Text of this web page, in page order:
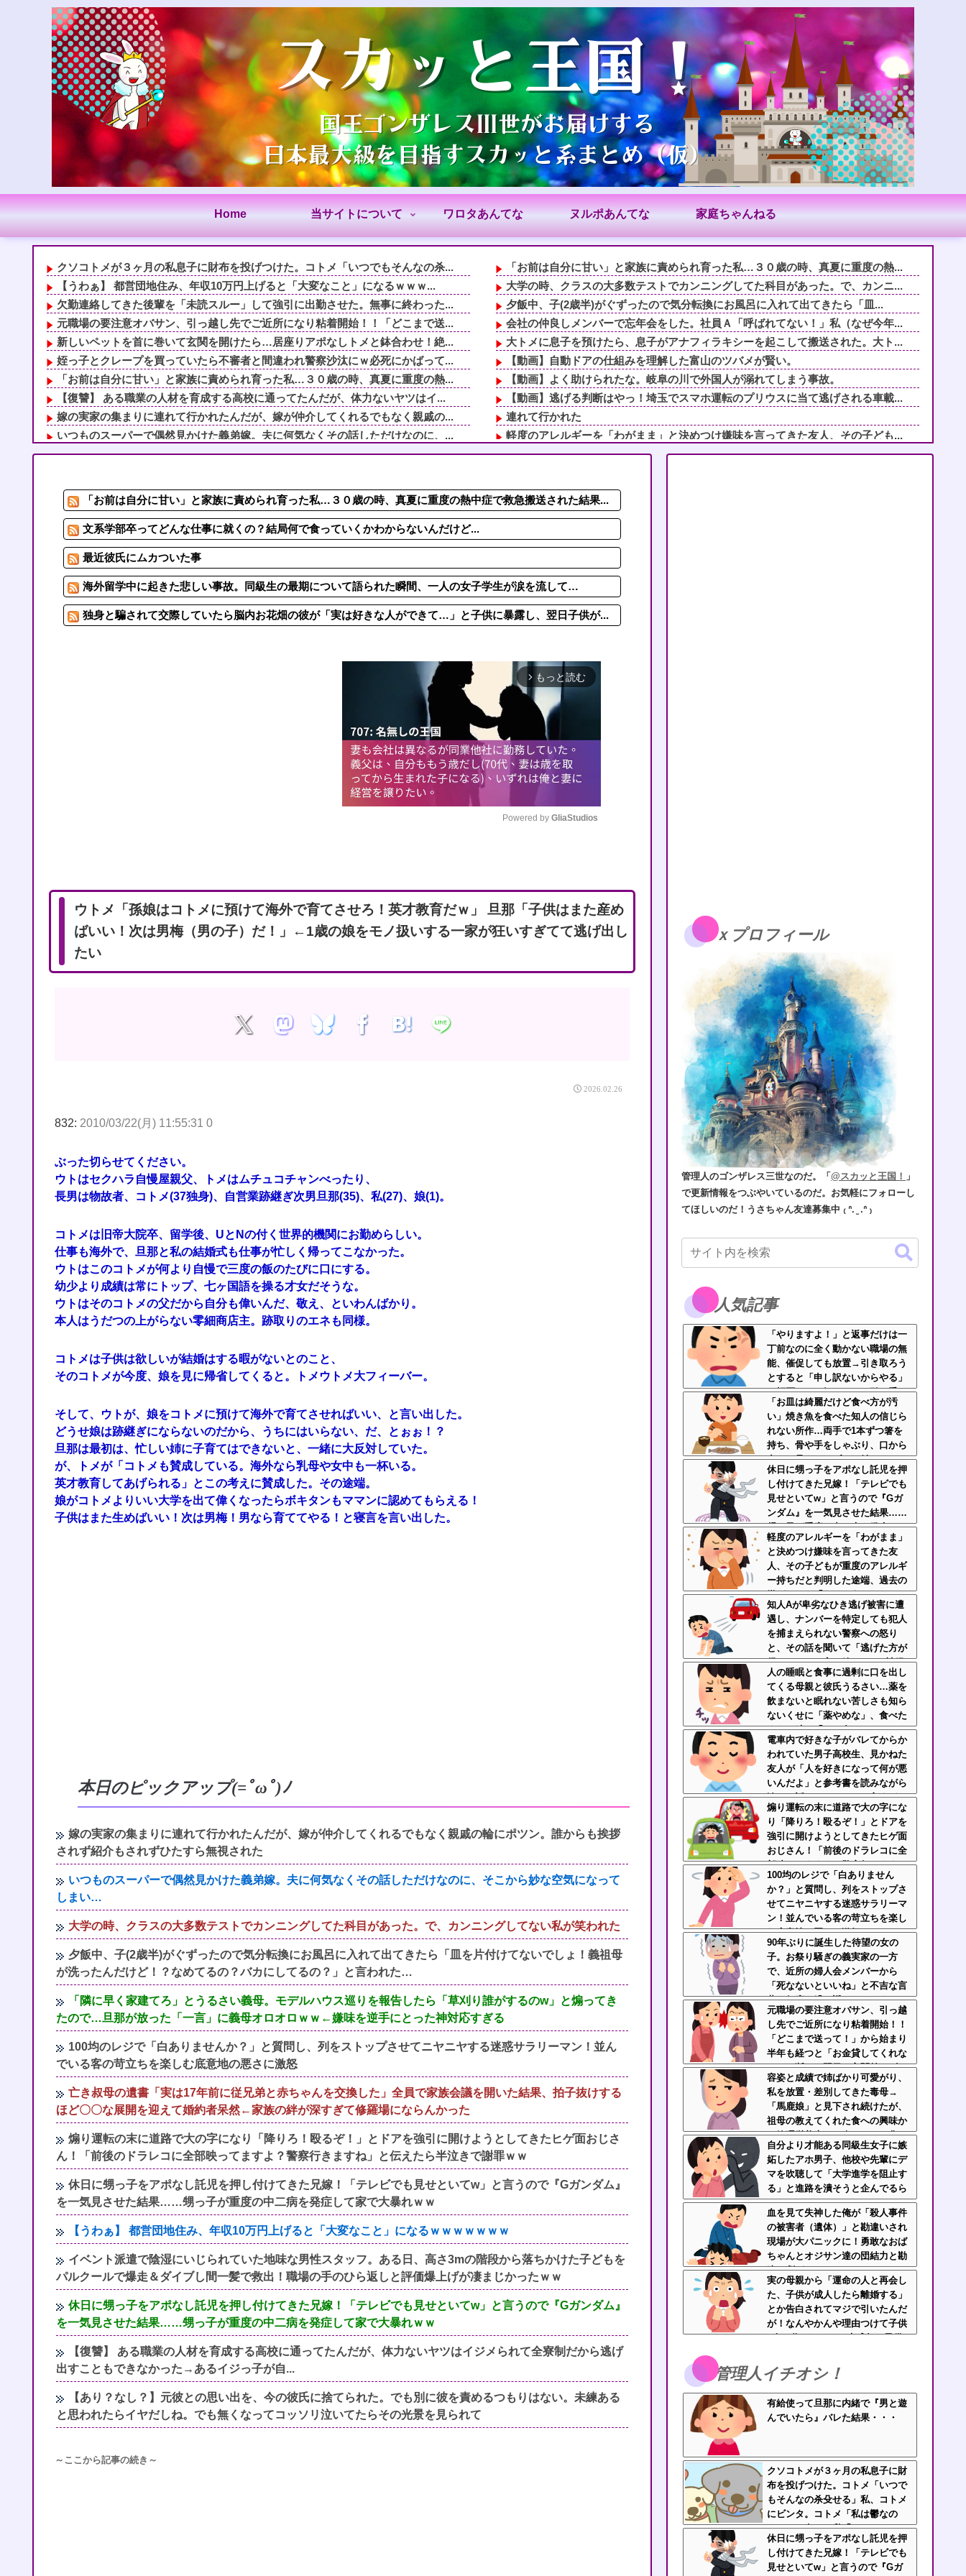
Home 当サイトについて ワロタあんてな ヌルポあんてな 家庭ちゃんねる
クソコトメが３ヶ月の私息子に財布を投げつけた。コトメ「いつでもそんなの杀...
【うわぁ】 都営団地住み、年収10万円上げると「大変なこと」になるｗｗｗ...
欠勤連絡してきた後輩を「未読スルー」して強引に出勤させた。無事に終わった...
元職場の要注意オバサン、引っ越し先でご近所になり粘着開始！！「どこまで送...
新しいペットを首に巻いて玄関を開けたら…居座りアポなしトメと鉢合わせ！絶...
姪っ子とクレープを買っていたら不審者と間違われ警察沙汰にｗ必死にかばって...
「お前は自分に甘い」と家族に責められ育った私…３０歳の時、真夏に重度の熱...
【復讐】 ある職業の人材を育成する高校に通ってたんだが、体力ないヤツはイ...
嫁の実家の集まりに連れて行かれたんだが、嫁が仲介してくれるでもなく親戚の...
いつものスーパーで偶然見かけた義弟嫁。夫に何気なくその話しただけなのに、...
出張から帰ったら、嫁の顔が青ざめていた。俺「一体何があったんだ？」嫁「…...
私「持病のせいで仕事ができなくて、アパートを追い出されそうなの」友「これ...
とあるメーカーの野菜スープを銘柄指定して「あれば買ってきて」と夫に頼んだ...
休日に甥っ子をアポなし託児を押し付けてきた兄嫁！「テレビでも見せといてw...
「お前は自分に甘い」と家族に責められ育った私…３０歳の時、真夏に重度の熱...
大学の時、クラスの大多数テストでカンニングしてた科目があった。で、カンニ...
夕飯中、子(2歳半)がぐずったので気分転換にお風呂に入れて出てきたら「皿...
会社の仲良しメンバーで忘年会をした。社員Ａ「呼ばれてない！」私（なぜ今年...
大トメに息子を預けたら、息子がアナフィラキシーを起こして搬送された。大ト...
【動画】自動ドアの仕組みを理解した富山のツバメが賢い。
【動画】よく助けられたな。岐阜の川で外国人が溺れてしまう事故。
【動画】逃げる判断はやっ！埼玉でスマホ運転のプリウスに当て逃げされる車載...
連れて行かれた
軽度のアレルギーを「わがまま」と決めつけ嫌味を言ってきた友人、その子ども...
「お前は自分に甘い」と家族に責められ育った私…３０歳の時、真夏に重度の熱...
【悲報】令和の男性が思う"普通の女性"がこれらしいWWWWWWWWWWW...
娘が生まれて嫁への愛情が薄れ、職場の女とフリンして離婚した。ところが、あ...
「お前は自分に甘い」と家族に責められ育った私…３０歳の時、真夏に重度の熱中症で救急搬送された結果...
文系学部卒ってどんな仕事に就くの？結局何で食っていくかわからないんだけど...
最近彼氏にムカついた事
海外留学中に起きた悲しい事故。同級生の最期について語られた瞬間、一人の女子学生が涙を流して…
独身と騙されて交際していたら脳内お花畑の彼が「実は好きな人ができて…」と子供に暴露し、翌日子供が...
arrow_forward_ios もっと読む
e
Powered by GliaStudios
ウトメ「孫娘はコトメに預けて海外で育てさせろ！英才教育だｗ」 旦那「子供はまた産め
ばいい！次は男梅（男の子）だ！」←1歳の娘をモノ扱いする一家が狂いすぎてて逃げ出し
たい
2026.02.26
832: 2010/03/22(月) 11:55:31 0
ぶった切らせてください。
ウトはセクハラ自慢屋親父、トメはムチュコチャンべったり、
長男は物故者、コトメ(37独身)、自営業跡継ぎ次男旦那(35)、私(27)、娘(1)。
コトメは旧帝大院卒、留学後、UとNの付く世界的機関にお勤めらしい。
仕事も海外で、旦那と私の結婚式も仕事が忙しく帰ってこなかった。
ウトはこのコトメが何より自慢で三度の飯のたびに口にする。
幼少より成績は常にトップ、七ヶ国語を操る才女だそうな。
ウトはそのコトメの父だから自分も偉いんだ、敬え、といわんばかり。
本人はうだつの上がらない零細商店主。跡取りのエネも同様。
コトメは子供は欲しいが結婚はする暇がないとのこと、
そのコトメが今度、娘を見に帰省してくると。トメウトメ大フィーバー。
そして、ウトが、娘をコトメに預けて海外で育てさせればいい、と言い出した。
どうせ娘は跡継ぎにならないのだから、うちにはいらない、だ、とぉぉ！？
旦那は最初は、忙しい姉に子育てはできないと、一緒に大反対していた。
が、トメが「コトメも賛成している。海外なら乳母や女中も一杯いる。
英才教育してあげられる」とこの考えに賛成した。その途端。
娘がコトメよりいい大学を出て偉くなったらボキタンもママンに認めてもらえる！
子供はまた生めばいい！次は男梅！男なら育ててやる！と寝言を言い出した。
本日のピックアップ(=ﾟωﾟ)ﾉ
嫁の実家の集まりに連れて行かれたんだが、嫁が仲介してくれるでもなく親戚の輪にポツン。誰からも挨拶
されず紹介もされずひたすら無視された
いつものスーパーで偶然見かけた義弟嫁。夫に何気なくその話しただけなのに、そこから妙な空気になって
しまい…
大学の時、クラスの大多数テストでカンニングしてた科目があった。で、カンニングしてない私が笑われた
夕飯中、子(2歳半)がぐずったので気分転換にお風呂に入れて出てきたら「皿を片付けてないでしょ！義祖母
が洗ったんだけど！？なめてるの？バカにしてるの？」と言われた…
「隣に早く家建てろ」とうるさい義母。モデルハウス巡りを報告したら「草刈り誰がするのw」と煽ってき
たので…旦那が放った「一言」に義母オロオロｗｗ←嫌味を逆手にとった神対応すぎる
100均のレジで「白ありませんか？」と質問し、列をストップさせてニヤニヤする迷惑サラリーマン！並ん
でいる客の苛立ちを楽しむ底意地の悪さに激怒
亡き叔母の遺書「実は17年前に従兄弟と赤ちゃんを交換した」全員で家族会議を開いた結果、拍子抜けする
ほど〇〇な展開を迎えて婚約者呆然←家族の絆が深すぎて修羅場にならんかった
煽り運転の末に道路で大の字になり「降りろ！殴るぞ！」とドアを強引に開けようとしてきたヒゲ面おじさ
ん！「前後のドラレコに全部映ってますよ？警察行きますね」と伝えたら半泣きで謝罪ｗｗ
休日に甥っ子をアポなし託児を押し付けてきた兄嫁！「テレビでも見せといてw」と言うので『Gガンダム』
を一気見させた結果……甥っ子が重度の中二病を発症して家で大暴れｗｗ
【うわぁ】 都営団地住み、年収10万円上げると「大変なこと」になるｗｗｗｗｗｗｗ
イベント派遣で陰湿にいじられていた地味な男性スタッフ。ある日、高さ3mの階段から落ちかけた子どもを
パルクールで爆走＆ダイブし間一髪で救出！職場の手のひら返しと評価爆上げが凄まじかったｗｗ
休日に甥っ子をアポなし託児を押し付けてきた兄嫁！「テレビでも見せといてw」と言うので『Gガンダム』
を一気見させた結果……甥っ子が重度の中二病を発症して家で大暴れｗｗ
【復讐】 ある職業の人材を育成する高校に通ってたんだが、体力ないヤツはイジメられて全寮制だから逃げ
出すこともできなかった→あるイジっ子が自...
【あり？なし？】元彼との思い出を、今の彼氏に捨てられた。でも別に彼を責めるつもりはない。未練ある
と思われたらイヤだしね。でも無くなってコッソリ泣いてたらその光景を見られて
～ここから記事の続き～
ｘプロフィール
管理人のゴンザレス三世なのだ。「@スカッと王国！ 」
で更新情報をつぶやいているのだ。お気軽にフォローし
てほしいのだ！うさちゃん友達募集中 ₍ ᐢ. ̫ .ᐢ ₎
人気記事
「やりますよ！」と返事だけは一
丁前なのに全く動かない職場の無
能、催促しても放置→引き取ろう
とすると「申し訳ないからやる」
と拒否…やる気ないなら引き受け
るなよ・・・
「お皿は綺麗だけど食べ方が汚
い」焼き魚を食べた知人の信じら
れない所作…両手で1本ずつ箸を
持ち、骨や手をしゃぶり、口から
出した骨をテーブルに並べ
る・・・
休日に甥っ子をアポなし託児を押
し付けてきた兄嫁！「テレビでも
見せといてw」と言うので『Gガ
ンダム』を一気見させた結果……
甥っ子が重度の中二病を発症して
家で大暴れｗｗ
軽度のアレルギーを「わがまま」
と決めつけ嫌味を言ってきた友
人、その子どもが重度のアレルギ
ー持ちだと判明した途端、過去の
嫌がらせを「えーそうだったっ
け？」と白々しくスルー
知人Aが卑劣なひき逃げ被害に遭
遇し、ナンバーを特定しても犯人
を捕まえられない警察への怒り
と、その話を聞いて「逃げた方が
得じゃん」と言い放ったBの神経
がわからん
人の睡眠と食事に過剰に口を出し
てくる母親と彼氏うるさい…薬を
飲まないと眠れない苦しさも知ら
ないくせに「薬やめな」、食べた
くない時に「一口食べて」としつ
こい無神経すぎる！！
電車内で好きな子がバレてからか
われていた男子高校生、見かねた
友人が「人を好きになって何が悪
いんだよ」と参考書を読みながら
淡々と話してた←カッコ良すぎだ
ろ
煽り運転の末に道路で大の字にな
り「降りろ！殴るぞ！」とドアを
強引に開けようとしてきたヒゲ面
おじさん！「前後のドラレコに全
部映ってますよ？警察行きます
ね」と伝えたら半泣きで謝罪ｗｗ
100均のレジで「白ありません
か？」と質問し、列をストップさ
せてニヤニヤする迷惑サラリーマ
ン！並んでいる客の苛立ちを楽し
む底意地の悪さに激怒
90年ぶりに誕生した待望の女の
子。お祭り騒ぎの義実家の一方
で、近所の婦人会メンバーから
「死なないといいね」と不吉な言
葉を何度も繰り返されてしま
う・・・
元職場の要注意オバサン、引っ越
し先でご近所になり粘着開始！！
「どこまで送って！」から始まり
半年も経つと「お金貸してくれな
い？」断ると翌日、玄関前にゴミ
が置かれる
容姿と成績で姉ばかり可愛がり、
私を放置・差別してきた毒母→
「馬鹿娘」と見下され続けたが、
祖母の教えてくれた食への興味か
ら管理栄養士に→今はニート化し
た姉と毒母に幸せな姿を見せつけ
てるｗｗｗ
自分より才能ある同級生女子に嫉
妬したアホ男子、他校や先輩にデ
マを吹聴して「大学進学を阻止す
る」と進路を潰そうと企んでるら
しい
血を見て失神した俺が「殺人事件
の被害者（遺体）」と勘違いされ
現場が大パニックに！勇敢なおば
ちゃんとオジサン達の団結力と勘
違い劇がこちらｗｗ
実の母親から「運命の人と再会し
た、子供が成人したら離婚する」
とか告白されてマジで引いたんだ
が！なんやかんや理由つけて子供
4人も作っておいて未成年の子供
管理人イチオシ！
有給使って旦那に内緒で『男と遊
んでいたら』バレた結果・・・
クソコトメが３ヶ月の私息子に財
布を投げつけた。コトメ「いつで
もそんなの杀殳せる」私、コトメ
にビンタ。コトメ「私は鬱なの
よ！クソ女！」私「」→コトメ、
泣いて帰っていったｗ
休日に甥っ子をアポなし託児を押
し付けてきた兄嫁！「テレビでも
見せといてw」と言うので『Gガ